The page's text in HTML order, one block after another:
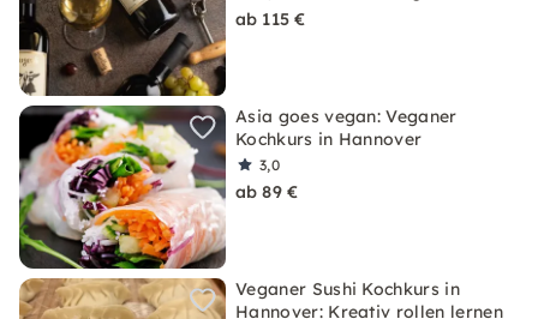
ab 115 €
Asia goes vegan: Veganer
Kochkurs in Hannover
3,0
ab 89 €
Veganer Sushi Kochkurs in
Hannover: Kreativ rollen lernen